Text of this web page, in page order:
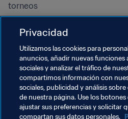
torneos
Derechos humanos y lucha
contra la discriminación
Salud y atención médica
Iniciativas educativas
Privacidad
Utilizamos las cookies para
anuncios, añadir nuevas funciones
sociales y analizar el tráfico de
compartimos información con
sociales, publicidad y análisis
de nuestra página. Use los
ajustar sus preferencias y solicitar
compartan sus datos personales.